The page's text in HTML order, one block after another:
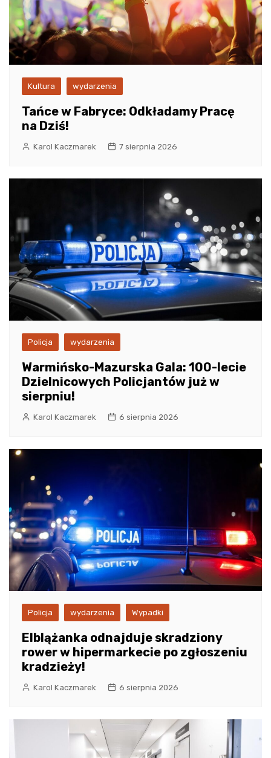
Kultura wydarzenia
Tańce w Fabryce: Odkładamy Pracę
na Dziś!
Karol Kaczmarek 7 sierpnia 2026
Policja wydarzenia
Warmińsko-Mazurska Gala: 100-lecie
Dzielnicowych Policjantów już w
sierpniu!
Karol Kaczmarek 6 sierpnia 2026
Policja wydarzenia Wypadki
Elblążanka odnajduje skradziony
rower w hipermarkecie po zgłoszeniu
kradzieży!
Karol Kaczmarek 6 sierpnia 2026